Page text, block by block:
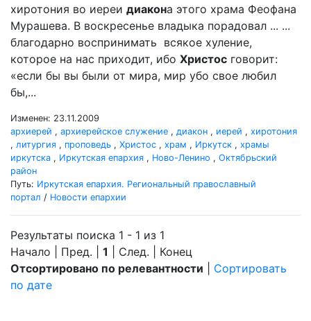
хиротония во иереи диакона этого храма Феофана
Мурашева. В воскресенье владыка порадовал ... ...
благодарно воспринимать всякое хуление,
которое на нас приходит, ибо Христос говорит:
«если бы вы были от мира, мир убо свое любил
бы,...
Изменен: 23.11.2009
архиерей , архиерейское служение , диакон , иерей , хиротония
, литургия , проповедь , Христос , храм , Иркутск , храмы
иркутска , Иркутская епархия , Ново-Ленино , Октябрьский
район
Путь: Иркутская епархия. Региональный православный
портал / Новости епархии
Результаты поиска 1 - 1 из 1
Начало | Пред. | 1 | След. | Конец
Отсортировано по релевантности
Сортировать
по дате